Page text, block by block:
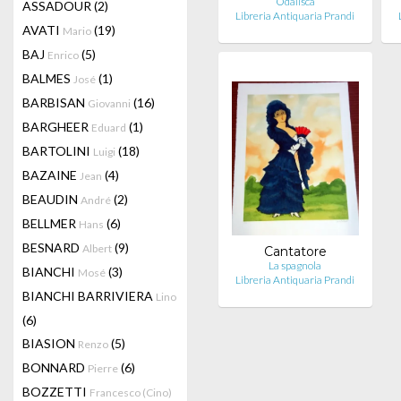
ASSADOUR (2)
AVATI Mario (19)
BAJ Enrico (5)
BALMES José (1)
BARBISAN Giovanni (16)
BARGHEER Eduard (1)
BARTOLINI Luigi (18)
BAZAINE Jean (4)
BEAUDIN André (2)
BELLMER Hans (6)
BESNARD Albert (9)
BIANCHI Mosé (3)
BIANCHI BARRIVIERA Lino
(6)
BIASION Renzo (5)
BONNARD Pierre (6)
BOZZETTI Francesco (Cino)
Libreria Antiquaria Prandi
Cantatore
La spagnola
Libreria Antiquaria Prandi